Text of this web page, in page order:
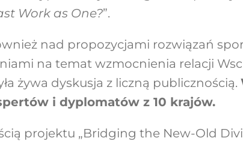
Work as One?”.
nad propozycjami rozwiązań
na temat wzmocnienia relacji
żywa dyskusja z liczną publicznością.
i dyplomatów z 10 krajów.
projektu „Bridging the New-Old